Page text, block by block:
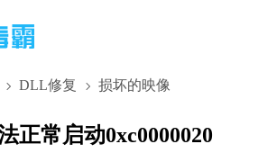
DLL修复 损坏的映像
正常启动0xc0000020